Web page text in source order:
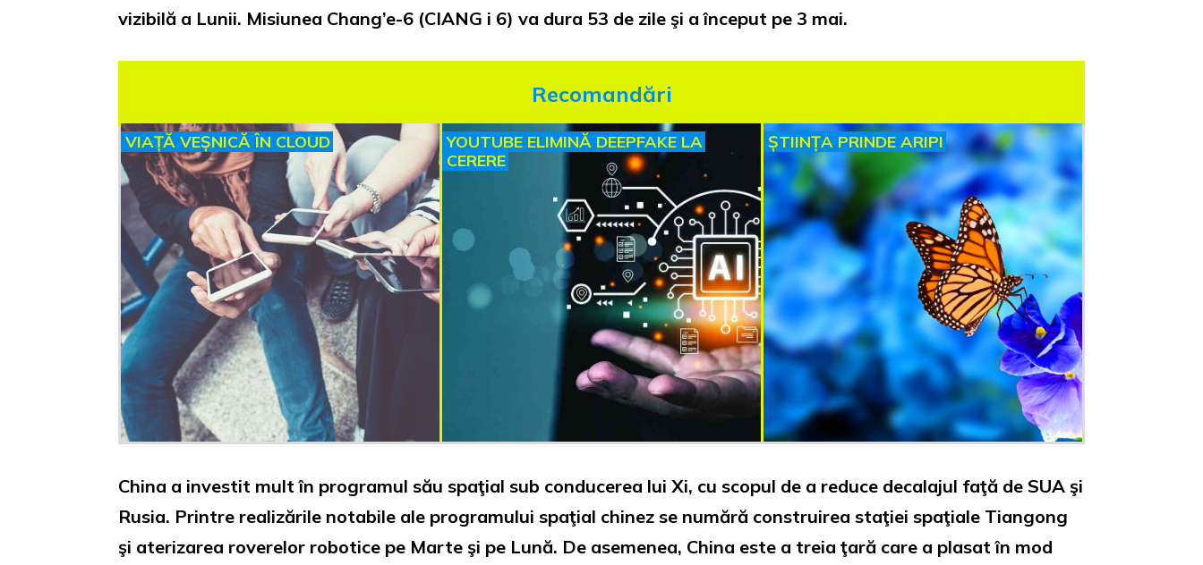
vizibilă a Lunii. Misiunea Chang’e-6 (CIANG i 6) va dura 53 de zile şi a început pe 3 mai.
Recomandări
VIAȚĂ VEȘNICĂ ÎN CLOUD
YOUTUBE ELIMINĂ DEEPFAKE LA
CERERE
ȘTIINȚA PRINDE ARIPI
China a investit mult în programul său spaţial sub conducerea lui Xi, cu scopul de a reduce decalajul faţă de SUA şi
Rusia. Printre realizările notabile ale programului spaţial chinez se numără construirea staţiei spaţiale Tiangong
şi aterizarea roverelor robotice pe Marte şi pe Lună. De asemenea, China este a treia ţară care a plasat în mod